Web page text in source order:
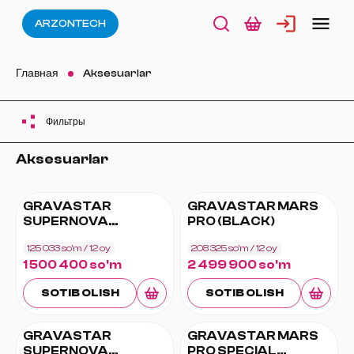
ARZONTECH
Главная Aksesuarlar
Фильтры
Aksesuarlar
GRAVASTAR
SUPERNOVA
SPEAKER (MATT
BLACK)
125 033 so'm / 12oy
1 500 400 so'm
SOTIB OLISH
GRAVASTAR MARS
PRO (BLACK)
208 325 so'm / 12oy
2 499 900 so'm
SOTIB OLISH
GRAVASTAR
SUPERNOVA
GRAVASTAR MARS
PRO SPECIAL